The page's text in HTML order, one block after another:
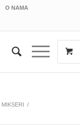
O NAMA
MIKSERI /